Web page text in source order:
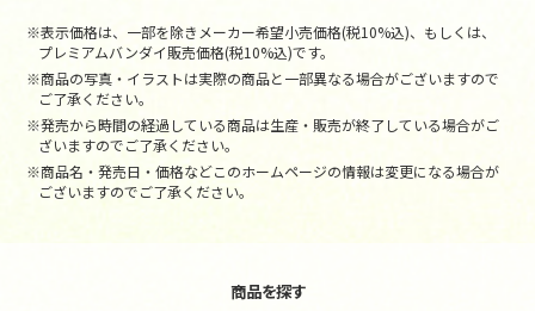
※表示価格は、一部を除きメーカー希望小売価格(税10%込)、もしくは、
プレミアムバンダイ販売価格(税10%込)です。
※商品の写真・イラストは実際の商品と一部異なる場合がございますので
ご了承ください。
※発売から時間の経過している商品は生産・販売が終了している場合がご
ざいますのでご了承ください。
※商品名・発売日・価格などこのホームページの情報は変更になる場合が
ございますのでご了承ください。
商品を探す